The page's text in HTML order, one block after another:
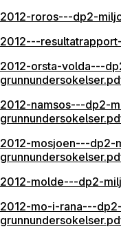
2012-roros---dp2-
2012---
2012-orsta-volda---
2012-namsos---dp2-
2012-mosjoen---dp2-
2012-molde---dp2-
2012-mo-i-rana---